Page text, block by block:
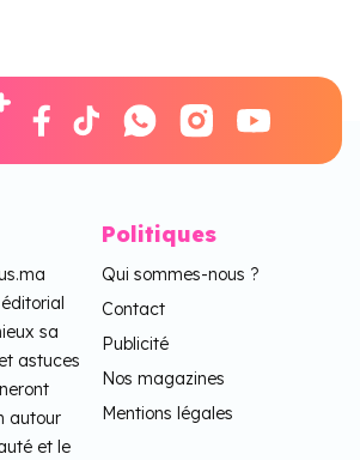
sa
astuces
autour
et le
Politiques
Qui sommes-nous ?
Contact
Publicité
Nos magazines
Mentions légales